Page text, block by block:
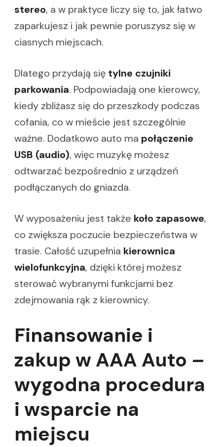
stereo, a w praktyce liczy się to, jak łatwo
zaparkujesz i jak pewnie poruszysz się w
ciasnych miejscach.
Dlatego przydają się tylne czujniki
parkowania. Podpowiadają one kierowcy,
kiedy zbliżasz się do przeszkody podczas
cofania, co w mieście jest szczególnie
ważne. Dodatkowo auto ma połączenie
USB (audio), więc muzykę możesz
odtwarzać bezpośrednio z urządzeń
podłączanych do gniazda.
W wyposażeniu jest także koło zapasowe,
co zwiększa poczucie bezpieczeństwa w
trasie. Całość uzupełnia kierownica
wielofunkcyjna, dzięki której możesz
sterować wybranymi funkcjami bez
zdejmowania rąk z kierownicy.
Finansowanie i
zakup w AAA Auto –
wygodna procedura
i wsparcie na
miejscu